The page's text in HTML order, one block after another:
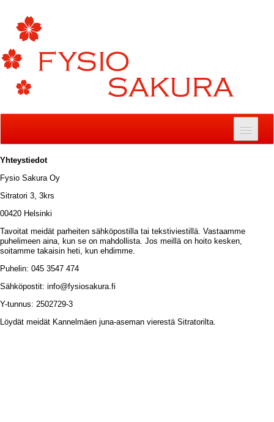
Yhteystiedot
Fysio Sakura Oy
Sitratori 3, 3krs
00420 Helsinki
Tavoitat meidät parheiten sähköpostilla tai tekstiviestillä. Vastaamme
puhelimeen aina, kun se on mahdollista. Jos meillä on hoito kesken,
soitamme takaisin heti, kun ehdimme.
Puhelin: 045 3547 474
Sähköpostit: info@fysiosakura.fi
Y-tunnus: 2502729-3
Löydät meidät Kannelmäen juna-aseman vierestä Sitratorilta.